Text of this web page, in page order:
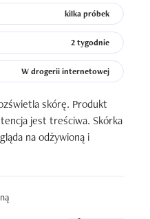
ja wykorzystałam na tyle
że już mi wystarczy i
dla mojej skóry
kilka próbek
2 tygodnie
W drogerii internetowej
skórę. Produkt
jest treściwa. Skórka
na odżywioną i